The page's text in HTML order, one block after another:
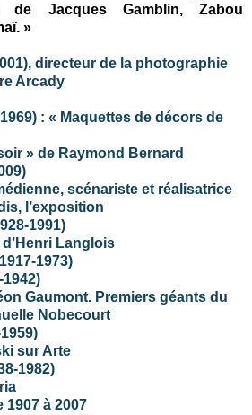
de Jacques Gamblin, Zabou
»
directeur de la photographie
Arcady
: « Maquettes de décors de
» de Raymond Bernard
scénariste et réalisatrice
l’exposition
1991)
Langlois
1973)
Gaumont. Premiers géants du
Nobecourt
sur Arte
1982)
1907 à 2007